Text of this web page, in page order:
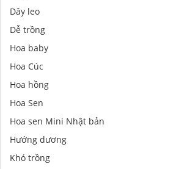
Dây leo
Dễ trồng
Hoa baby
Hoa Cúc
Hoa hồng
Hoa Sen
Hoa sen Mini Nhật bản
Hướng dương
Khó trồng